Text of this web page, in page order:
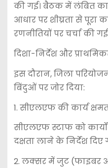
की गई। बैठक में लंबित
आधार पर शीघ्रता से पूरा
रणनीतियों पर चर्चा की
दिशा-निर्देश और
इस दौरान, जिला
बिंदुओं पर जोर दिया:
1. सीएलएफ की कार्य
सीएलएफ स्टाफ को
दक्षता लाने के निर्देश दिए
2. लक्सर में जुट (फाइबर